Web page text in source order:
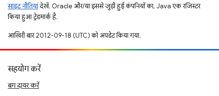
साइट नीतियांदेखें. Oracle और/या इससे जुड़ी हुई कंपनियों का, Java एक रजिस्टर
किया हुआ ट्रेडमार्क है.
आखिरी बार 2012-09-18 (UTC) को अपडेट किया गया.
सहयोग करें
बग दायर करें